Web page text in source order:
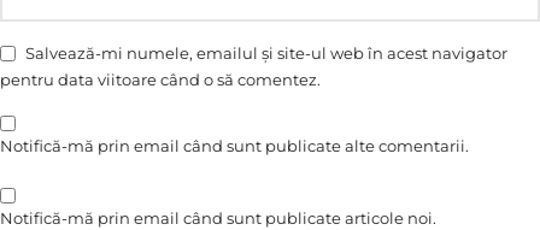
Salvează-mi numele, emailul și site-ul web în acest navigator
pentru data viitoare când o să comentez.
Notifică-mă prin email când sunt publicate alte comentarii.
Notifică-mă prin email când sunt publicate articole noi.